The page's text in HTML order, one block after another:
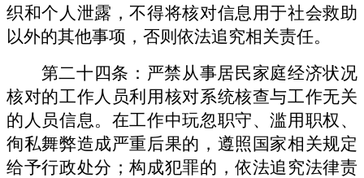
织和个人泄露，不得将核对信息用于社会救助
以外的其他事项，否则依法追究相关责任。
第二十四条：严禁从事居民家庭经济状况
核对的工作人员利用核对系统核查与工作无关
的人员信息。在工作中玩忽职守、滥用职权、
徇私舞弊造成严重后果的，遵照国家相关规定
给予行政处分；构成犯罪的，依法追究法律责